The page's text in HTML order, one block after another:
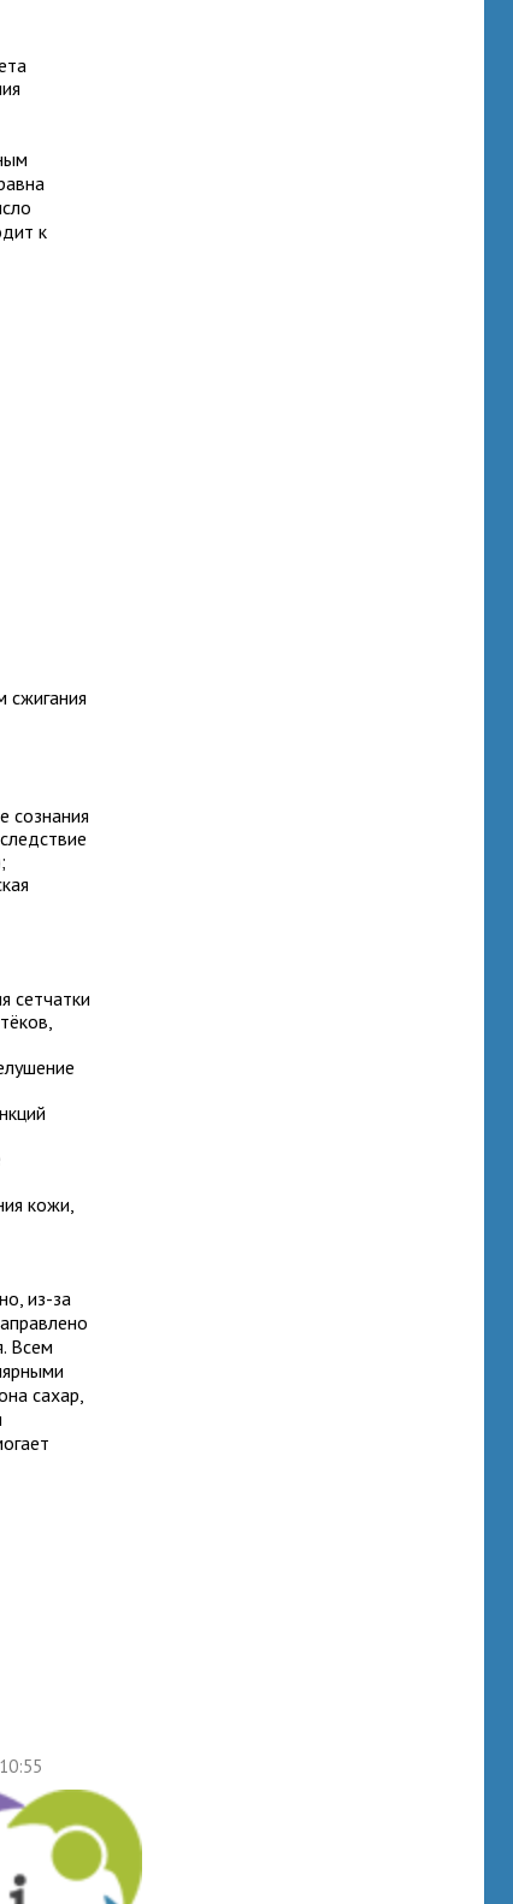
к
сжигания
сознания
сетчатки
кожи,
из-за
Всем
сахар,